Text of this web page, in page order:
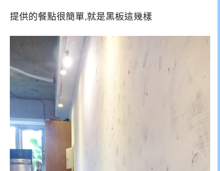
提供的餐點很簡單,就是黑板這幾樣